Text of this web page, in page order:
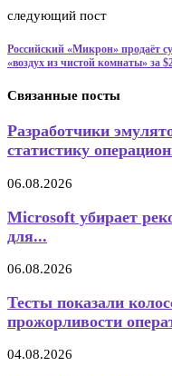
следующий пост
Российский «Микрон» продаёт
«воздух из чистой комнаты» за
Связанные посты
Разработчики
статистику
06.08.2026
Microsoft убирает
для...
06.08.2026
Тесты показали
прожорливости
04.08.2026